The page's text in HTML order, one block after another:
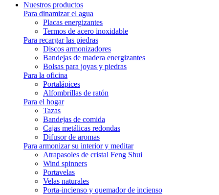
Nuestros productos
Para dinamizar el agua
Placas energizantes
Termos de acero inoxidable
Para recargar las piedras
Discos armonizadores
Bandejas de madera energizantes
Bolsas para joyas y piedras
Para la oficina
Portalápices
Alfombrillas de ratón
Para el hogar
Tazas
Bandejas de comida
Cajas metálicas redondas
Difusor de aromas
Para armonizar su interior y meditar
Atrapasoles de cristal Feng Shui
Wind spinners
Portavelas
Velas naturales
Porta-incienso y quemador de incienso